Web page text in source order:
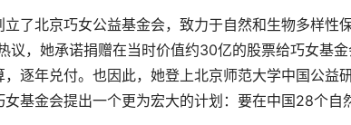
了北京巧女公益基金会，致力于自然和生物多样性
议，她承诺捐赠在当时价值约30亿的股票给巧女基
逐年兑付。也因此，她登上北京师范大学中国公益
女基金会提出一个更为宏大的计划：要在中国28个自